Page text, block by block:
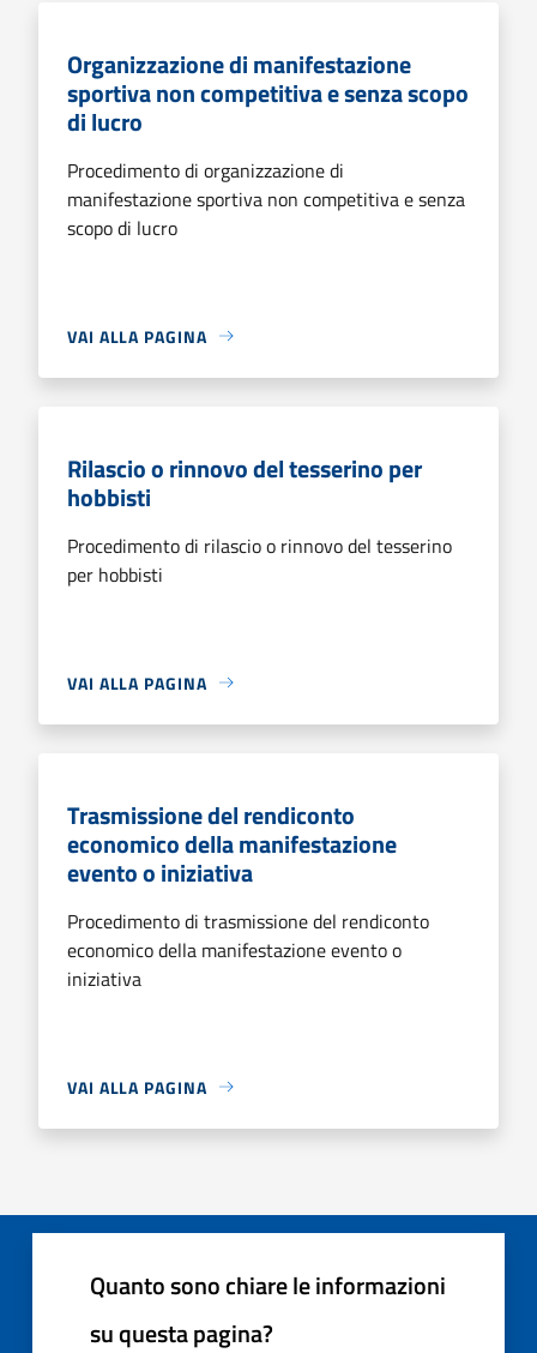
Organizzazione di manifestazione
sportiva non competitiva e senza scopo
di lucro
Procedimento di organizzazione di
manifestazione sportiva non competitiva e senza
scopo di lucro
VAI ALLA PAGINA
Rilascio o rinnovo del tesserino per
hobbisti
Procedimento di rilascio o rinnovo del tesserino
per hobbisti
VAI ALLA PAGINA
Trasmissione del rendiconto
economico della manifestazione
evento o iniziativa
Procedimento di trasmissione del rendiconto
economico della manifestazione evento o
iniziativa
VAI ALLA PAGINA
Quanto sono chiare le informazioni
su questa pagina?